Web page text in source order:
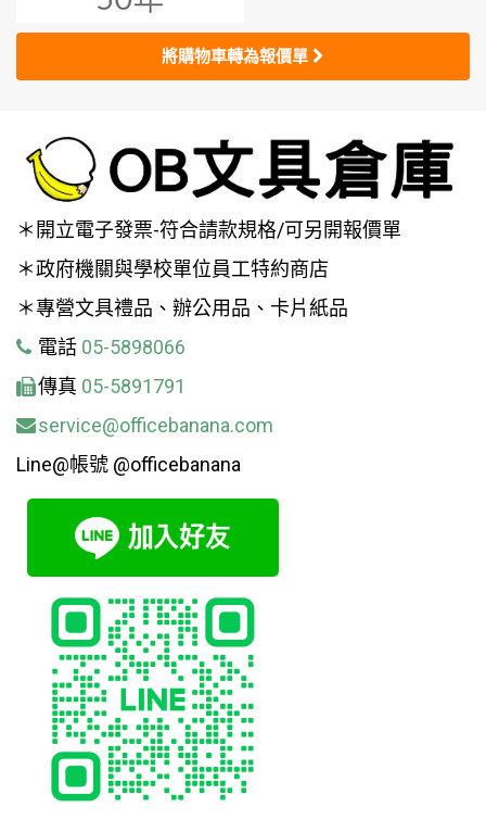
將購物車轉為報價單
＊開立電子發票-符合請款規格/可另開報價單
＊政府機關與學校單位員工特約商店
＊專營文具禮品、辦公用品、卡片紙品
電話 05-5898066
傳真 05-5891791
service@officebanana.com
Line@帳號 @officebanana